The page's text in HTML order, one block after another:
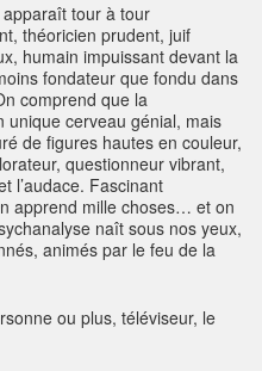
apparaît tour à tour
théoricien prudent, juif
humain impuissant devant la
fondateur que fondu dans
comprend que la
unique cerveau génial, mais
de figures hautes en couleur,
questionneur vibrant,
l’audace. Fascinant
apprend mille choses… et on
naît sous nos yeux,
animés par le feu de la